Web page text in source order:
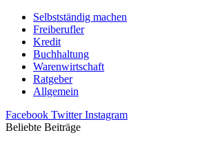
Selbstständig machen
Freiberufler
Kredit
Buchhaltung
Warenwirtschaft
Ratgeber
Allgemein
Facebook Twitter Instagram
Beliebte Beiträge